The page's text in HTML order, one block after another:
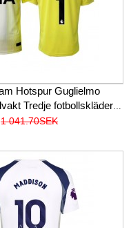
Hotspur Guglielmo
Tredje fotbollskläder
1 041.70SEK